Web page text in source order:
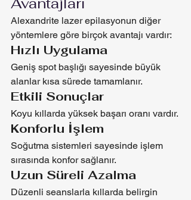
Alexandrite lazer epilasyonun diğer
yöntemlere göre birçok avantajı vardır:
Hızlı Uygulama
Geniş spot başlığı sayesinde büyük
alanlar kısa sürede tamamlanır.
Etkili Sonuçlar
Koyu kıllarda yüksek başarı oranı vardır.
Konforlu İşlem
Soğutma sistemleri sayesinde işlem
sırasında konfor sağlanır.
Uzun Süreli Azalma
Düzenli seanslarla kıllarda belirgin